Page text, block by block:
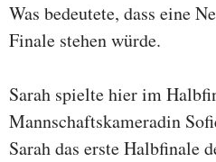
Was bedeutete, dass eine
Finale stehen würde.
Sarah spielte hier im
Mannschaftskameradin
Sarah das erste Halbfinale